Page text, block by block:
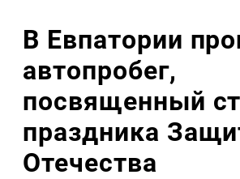
В Евпатории
автопробег,
посвященный
праздника
Отечества